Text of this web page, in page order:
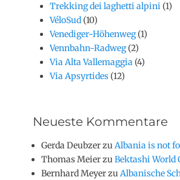
Trekking dei laghetti alpini (1)
VéloSud (10)
Venediger-Höhenweg(1)
Vennbahn-Radweg(2)
Via Alta Vallemaggia (4)
Via Apsyrtides (12)
Neueste Kommentare
Gerda DeubzerzuAlbania is not
Thomas MeierzuBektashi World
Bernhard MeyerzuAlbanische